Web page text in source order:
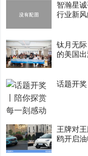
智瀚星
行业新风
钛月无
的美国
话题开
王牌对
鸥开启